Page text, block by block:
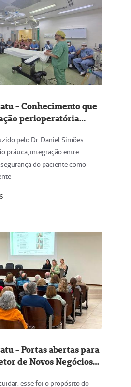
- Conhecimento que
perioperatória
pelo Dr. Daniel Simões
prática, integração entre
do paciente como
- Portas abertas para
de Novos Negócios
esse foi o propósito do